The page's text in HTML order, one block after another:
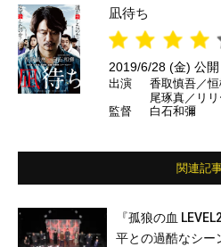
凪待ち
2019/6/28 (金) 公開
出演
香取慎吾／
尾琢真／リ
監督
白石和彌
関連記
『孤狼の血
平との過酷なシー